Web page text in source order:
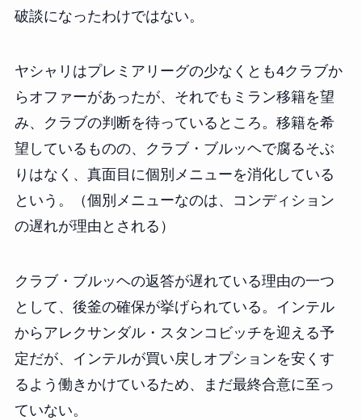
破談になったわけではない。
ヤシャリはプレミアリーグの少なくとも4クラブか
らオファーがあったが、それでもミラン移籍を望
み、クラブの判断を待っているところ。移籍を希
望しているものの、クラブ・ブルッヘで腐るそぶ
りはなく、真面目に個別メニューを消化している
という。（個別メニューなのは、コンディション
の遅れが理由とされる）
クラブ・ブルッヘの返答が遅れている理由の一つ
として、後釜の確保が挙げられている。インテル
からアレクサンダル・スタンコビッチを迎える予
定だが、インテルが買い戻しオプションを安くす
るよう働きかけているため、まだ最終合意に至っ
ていない。